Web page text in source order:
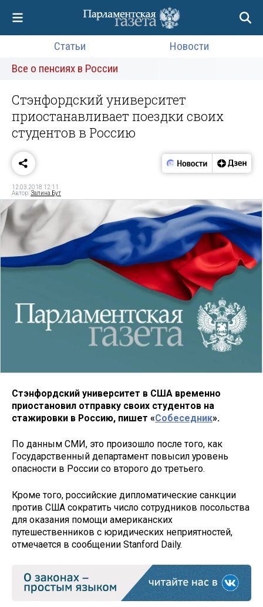
Статьи
Новости
Все о пенсиях в России
Стэнфордский университет
приостанавливает поездки своих
студентов в Россию
12.03.2018 12:11
Автор:Залина Бут
Стэнфордский университет в США временно
приостановил отправку своих студентов на
стажировки в Россию, пишет «Собеседник».
По данным СМИ, это произошло после того, как
Государственный департамент повысил уровень
опасности в России со второго до третьего.
Кроме того, российские дипломатические санкции
против США сократить число сотрудников посольства
для оказания помощи американских
путешественников с юридических неприятностей,
отмечается в сообщении Stanford Daily.